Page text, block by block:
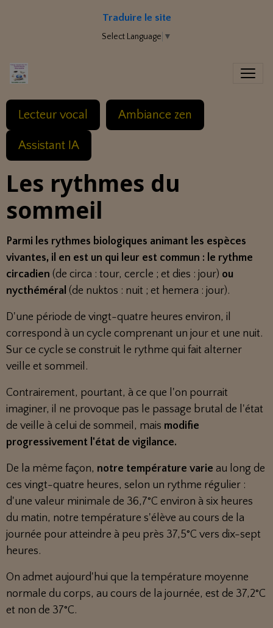
Traduire le site
Select Language ▼
Lecteur vocal Ambiance zen
Assistant IA
Les rythmes du
sommeil
Parmi les rythmes biologiques animant les espèces
vivantes, il en est un qui leur est commun : le rythme
circadien (de circa : tour, cercle ; et dies : jour) ou
nycthéméral (de nuktos : nuit ; et hemera : jour).
D'une période de vingt-quatre heures environ, il
correspond à un cycle comprenant un jour et une nuit.
Sur ce cycle se construit le rythme qui fait alterner
veille et sommeil.
Contrairement, pourtant, à ce que l'on pourrait
imaginer, il ne provoque pas le passage brutal de l'état
de veille à celui de sommeil, mais modifie
progressivement l'état de vigilance.
De la même façon, notre température varie au long de
ces vingt-quatre heures, selon un rythme régulier :
d'une valeur minimale de 36,7°C environ à six heures
du matin, notre température s'élève au cours de la
journée pour atteindre à peu près 37,5°C vers dix-sept
heures.
On admet aujourd'hui que la température moyenne
normale du corps, au cours de la journée, est de 37,2°C
et non de 37°C.